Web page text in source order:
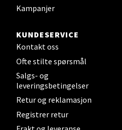
Kampanjer
KUNDESERVICE
Kontakt oss
Ofte stilte spørsmål
Salgs- og
leveringsbetingelser
Retur og reklamasjon
Registrer retur